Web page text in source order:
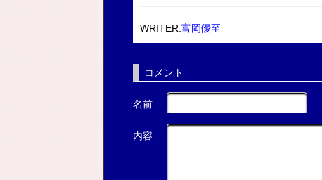
WRITER:富岡優至
コメント
名前
内容